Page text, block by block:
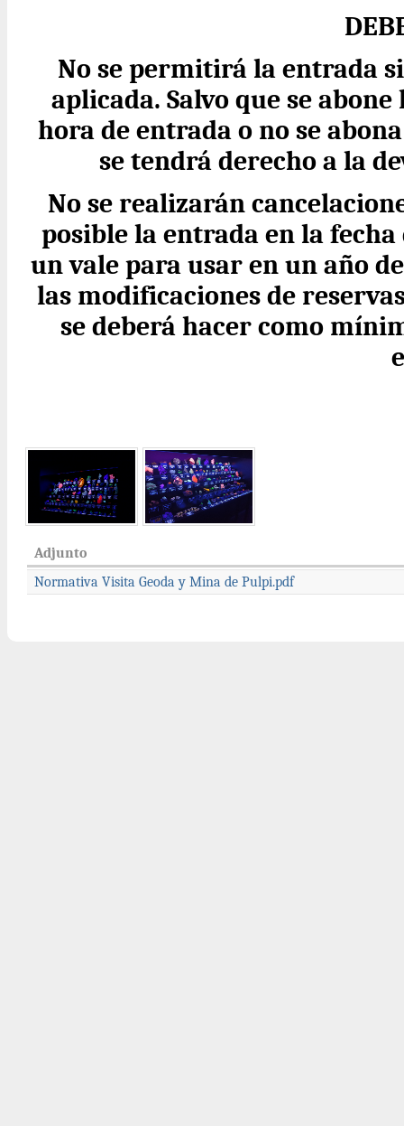
No se permitirá la entrada
aplicada. Salvo que se
hora de entrada o no se
se tendrá derecho a la
No se realizarán
posible la entrada en la
un vale para usar en un año
las modificaciones de
se deberá hacer como
Adjunto
Normativa Visita Geoda y Mina de Pulpi.pdf